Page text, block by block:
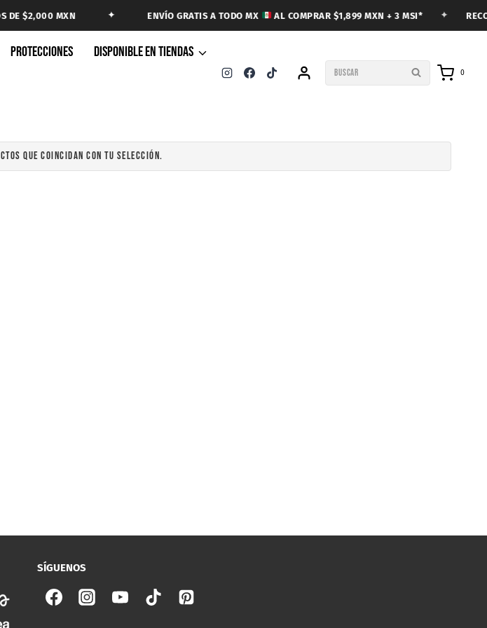
DE $2,000 MXN ENVÍO GRATIS A TODO MX AL COMPRAR $1,899 MXN + 3 MSI*
PROTECCIONES DISPONIBLE EN TIENDAS
BUSCAR 0
QUE COINCIDAN CON TU SELECCIÓN.
SÍGUENOS